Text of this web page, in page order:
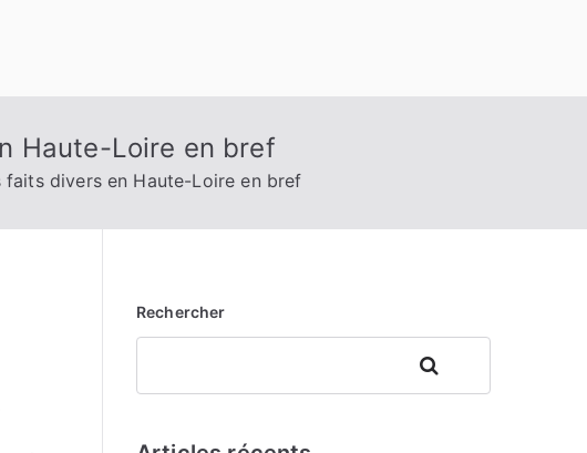
Haute-Loire en bref
divers en Haute-Loire en bref
Rechercher
Rechercher